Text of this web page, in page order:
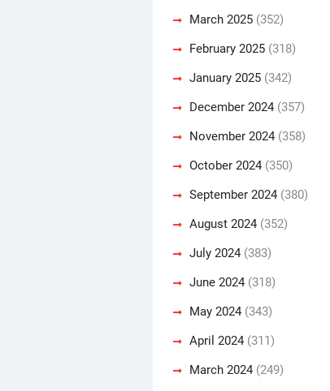
March 2025 (352)
February 2025 (318)
January 2025 (342)
December 2024 (357)
November 2024 (358)
October 2024 (350)
September 2024 (380)
August 2024 (352)
July 2024 (383)
June 2024 (318)
May 2024 (343)
April 2024 (311)
March 2024 (249)